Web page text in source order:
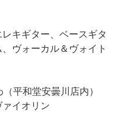
キギター、ベースギタ
ヴォーカル＆ヴォイト
平和堂安曇川店内）
ァイオリン